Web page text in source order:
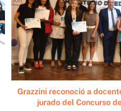
Grazzini reconoció a
jurado del Concurso